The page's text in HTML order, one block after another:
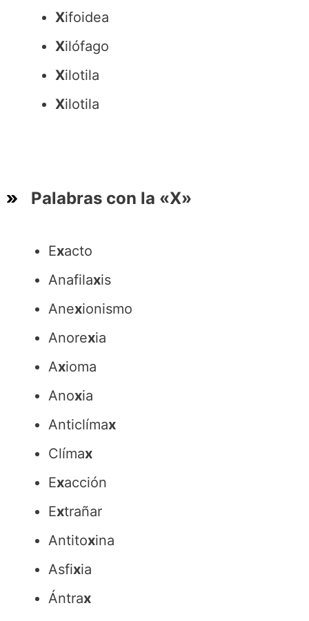
Xifoidea
Xilófago
Xilotila
Xilotila
Palabras con la «X»
Exacto
Anafilaxis
Anexionismo
Anorexia
Axioma
Anoxia
Anticlímax
Clímax
Exacción
Extrañar
Antitoxina
Asfixia
Ántrax